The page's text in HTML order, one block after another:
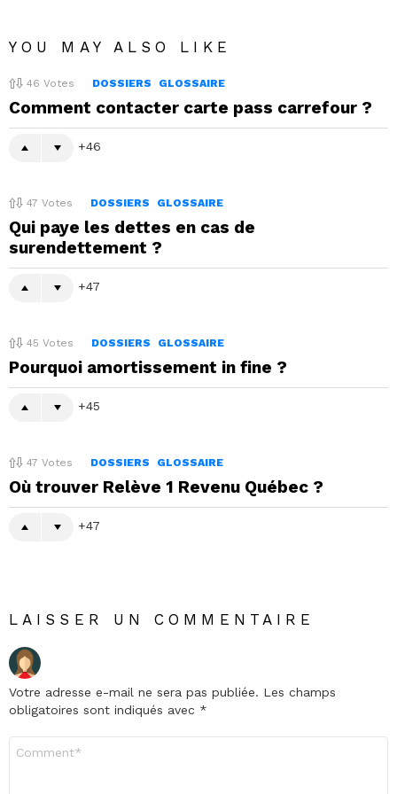
YOU MAY ALSO LIKE
46 Votes DOSSIERS GLOSSAIRE
Comment contacter carte pass carrefour ?
46
47 Votes DOSSIERS GLOSSAIRE
Qui paye les dettes en cas de
surendettement ?
47
45 Votes DOSSIERS GLOSSAIRE
Pourquoi amortissement in fine ?
45
47 Votes DOSSIERS GLOSSAIRE
Où trouver Relève 1 Revenu Québec ?
47
LAISSER UN COMMENTAIRE
Votre adresse e-mail ne sera pas publiée. Les champs
obligatoires sont indiqués avec *